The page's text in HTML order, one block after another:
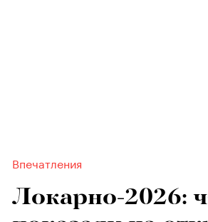
Впечатления
Локарно-2026: